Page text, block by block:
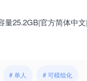
量25.2GB|官方简体中
# 单人 # 可模组化